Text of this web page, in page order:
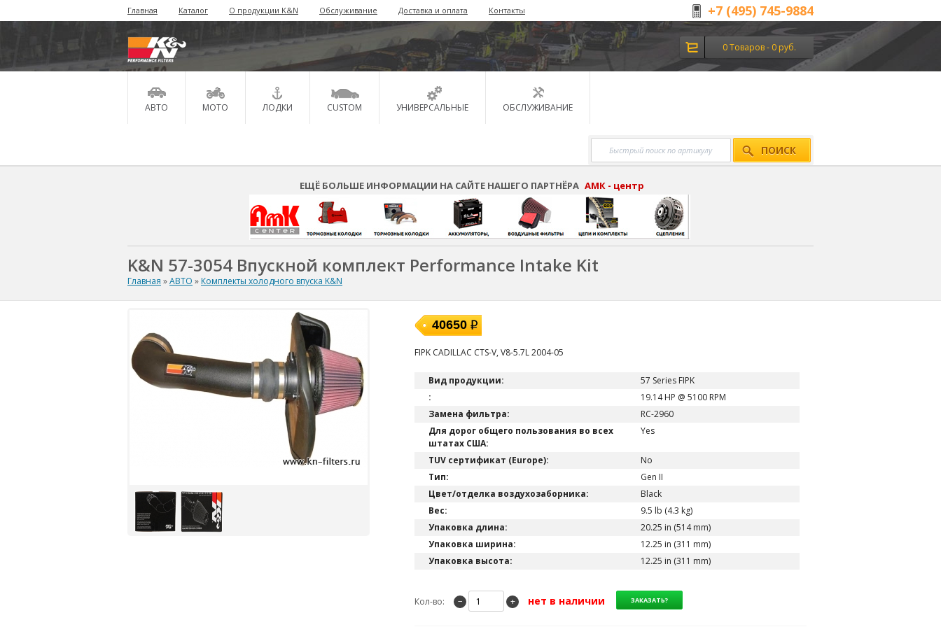
Главная Каталог О продукции K&N Обслуживание Доставка и оплата Контакты +7 (495) 745-9884
0 Товаров - 0 руб.
АВТО МОТО ЛОДКИ CUSTOM УНИВЕРСАЛЬНЫЕ ОБСЛУЖИВАНИЕ
ПОИСК
ЕЩЁ БОЛЬШЕ ИНФОРМАЦИИ НА САЙТЕ НАШЕГО ПАРТНЁРА АМК - центр
K&N 57-3054 Впускной комплект Performance Intake Kit
Главная »АВТО » Комплекты холодного впуска K&N
40650
FIPK CADILLAC CTS-V, V8-5.7L 2004-05
Вид продукции:
57 Series FIPK
:
19.14 HP @ 5100 RPM
Замена фильтра:
RC-2960
Для дорог общего пользования во всех
штатах США:
Yes
TUV сертификат (Europe):
No
Тип:
Gen II
Цвет/отделка воздухозаборника:
Black
Вес:
9.5 lb (4.3 kg)
Упаковка длина:
20.25 in (514 mm)
Упаковка ширина:
12.25 in (311 mm)
Упаковка высота:
12.25 in (311 mm)
Кол-во: − + нет в наличии